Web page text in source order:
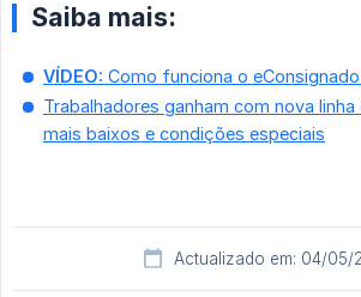
Saiba mais:
VÍDEO: Como funciona o
Trabalhadores ganham com nova
mais baixos e condições especiais
Actualizado em: 04/05/